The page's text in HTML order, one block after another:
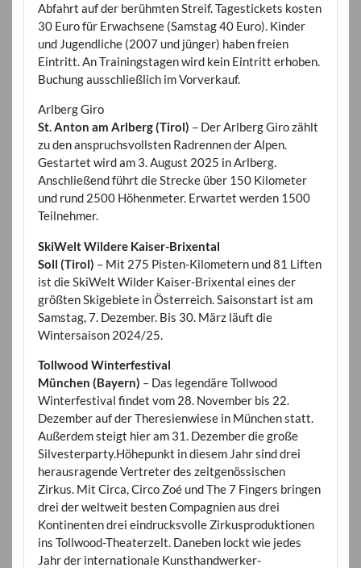
Abfahrt auf der berühmten Streif. Tagestickets kosten
30 Euro für Erwachsene (Samstag 40 Euro). Kinder
und Jugendliche (2007 und jünger) haben freien
Eintritt. An Trainingstagen wird kein Eintritt erhoben.
Buchung ausschließlich im Vorverkauf.
Arlberg Giro
St. Anton am Arlberg (Tirol) – Der Arlberg Giro zählt
zu den anspruchsvollsten Radrennen der Alpen.
Gestartet wird am 3. August 2025 in Arlberg.
Anschließend führt die Strecke über 150 Kilometer
und rund 2500 Höhenmeter. Erwartet werden 1500
Teilnehmer.
SkiWelt Wildere Kaiser-Brixental
Soll (Tirol) – Mit 275 Pisten-Kilometern und 81 Liften
ist die SkiWelt Wilder Kaiser-Brixental eines der
größten Skigebiete in Österreich. Saisonstart ist am
Samstag, 7. Dezember. Bis 30. März läuft die
Wintersaison 2024/25.
Tollwood Winterfestival
München (Bayern) – Das legendäre Tollwood
Winterfestival findet vom 28. November bis 22.
Dezember auf der Theresienwiese in München statt.
Außerdem steigt hier am 31. Dezember die große
Silvesterparty.Höhepunkt in diesem Jahr sind drei
herausragende Vertreter des zeitgenössischen
Zirkus. Mit Circa, Circo Zoé und The 7 Fingers bringen
drei der weltweit besten Compagnien aus drei
Kontinenten drei eindrucksvolle Zirkusproduktionen
ins Tollwood-Theaterzelt. Daneben lockt wie jedes
Jahr der internationale Kunsthandwerker-